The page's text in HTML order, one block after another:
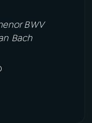
BWV
Bach